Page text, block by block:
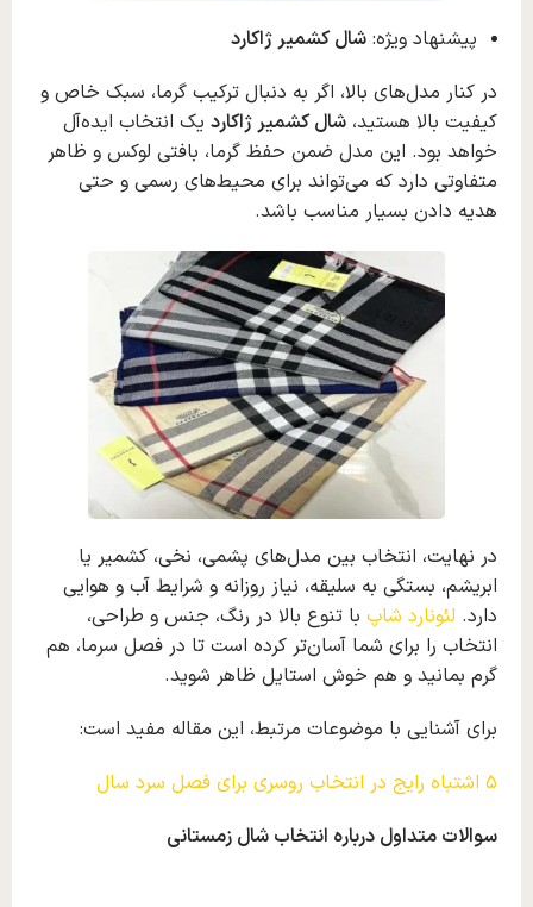
پیشنهاد ویژه: شال کشمیر ژاکارد
در کنار مدل‌های بالا، اگر به دنبال ترکیب گرما، سبک خاص و
کیفیت بالا هستید، شال کشمیر ژاکارد یک انتخاب ایده‌آل
خواهد بود. این مدل ضمن حفظ گرما، بافتی لوکس و ظاهر
متفاوتی دارد که می‌تواند برای محیط‌های رسمی و حتی
هدیه دادن بسیار مناسب باشد.
در نهایت، انتخاب بین مدل‌های پشمی، نخی، کشمیر یا
ابریشم، بستگی به سلیقه، نیاز روزانه و شرایط آب‌ و هوایی
دارد. لئونارد شاپ با تنوع بالا در رنگ، جنس و طراحی،
انتخاب را برای شما آسان‌تر کرده است تا در فصل سرما، هم
گرم بمانید و هم خوش‌ استایل ظاهر شوید.
برای آشنایی با موضوعات مرتبط، این مقاله مفید است:
۵ اشتباه رایج در انتخاب روسری برای فصل سرد سال
سوالات متداول درباره انتخاب شال زمستانی